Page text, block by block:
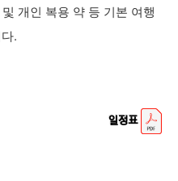
개인 복용 약 등 기본 여행
.
일정표